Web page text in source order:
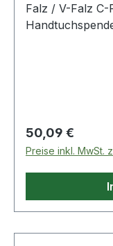
Falz / V-Falz C-
Regulärer Preis:
50,09 €
Preise inkl. MwSt.